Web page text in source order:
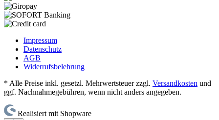
Impressum
Datenschutz
AGB
Widerrufsbelehrung
* Alle Preise inkl. gesetzl. Mehrwertsteuer zzgl. Versandkosten und
ggf. Nachnahmegebühren, wenn nicht anders angegeben.
Realisiert mit Shopware